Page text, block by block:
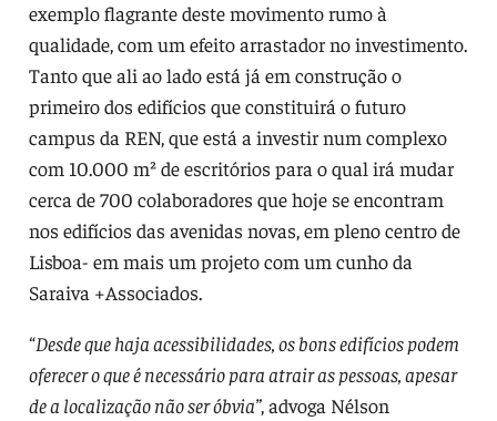
exemplo flagrante deste movimento rumo à
qualidade, com um efeito arrastador no investimento.
Tanto que ali ao lado está já em construção o
primeiro dos edifícios que constituirá o futuro
campus da REN, que está a investir num complexo
com 10.000 m² de escritórios para o qual irá mudar
cerca de 700 colaboradores que hoje se encontram
nos edifícios das avenidas novas, em pleno centro de
Lisboa- em mais um projeto com um cunho da
Saraiva +Associados.
“Desde que haja acessibilidades, os bons edifícios podem
oferecer o que é necessário para atrair as pessoas, apesar
de a localização não ser óbvia”, advoga Nélson